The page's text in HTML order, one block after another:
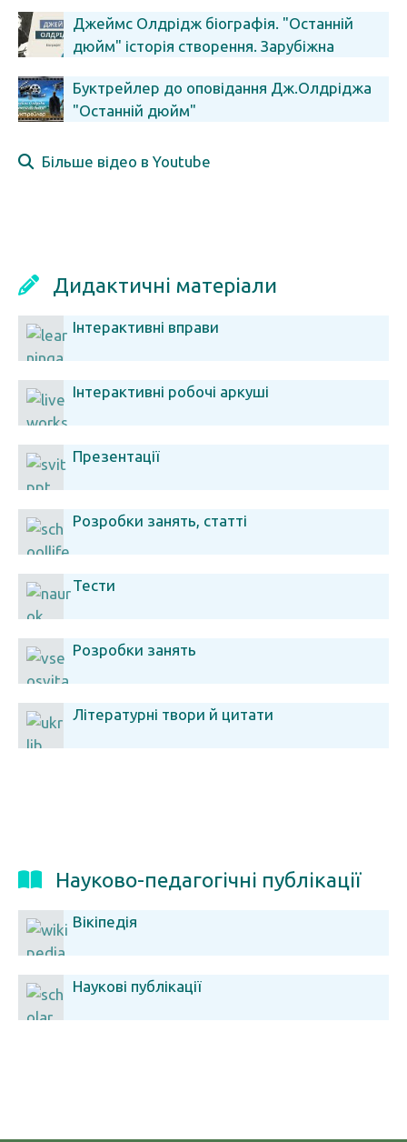
Джеймс Олдрідж біографія. "Останній
дюйм" історія створення. Зарубіжна
Буктрейлер до оповідання Дж.Олдріджа
"Останній дюйм"
Більше відео в Youtube
Дидактичні матеріали
Інтерактивні вправи
Інтерактивні робочі аркуші
Презентації
Розробки занять, статті
Тести
Розробки занять
Літературні твори й цитати
Науково-педагогічні публікації
Вікіпедія
Наукові публікації